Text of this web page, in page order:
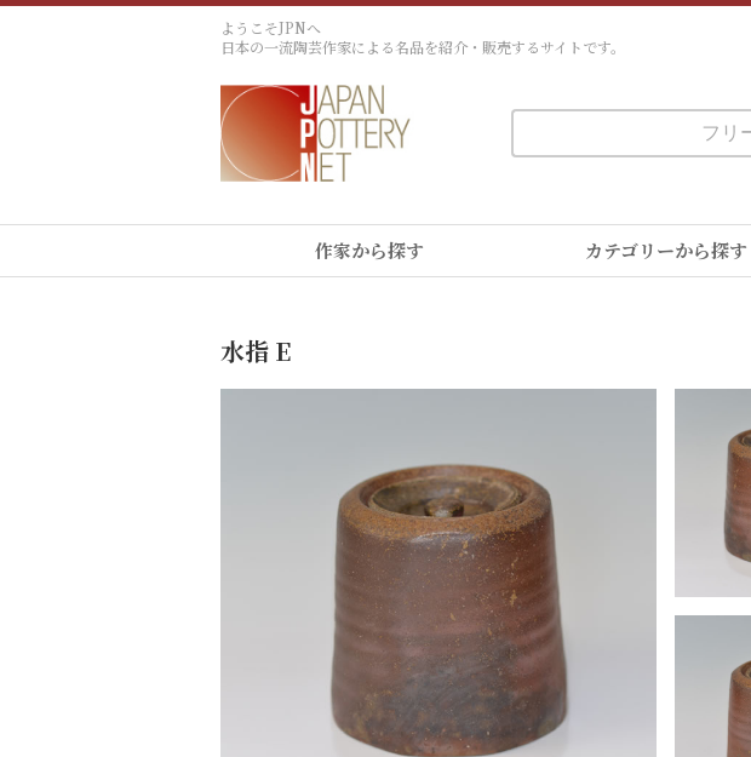
ようこそJPNへ
日本の一流陶芸作家による名品を紹介・販売するサイトです。
作家から探す カテゴリーから探す
水指 E